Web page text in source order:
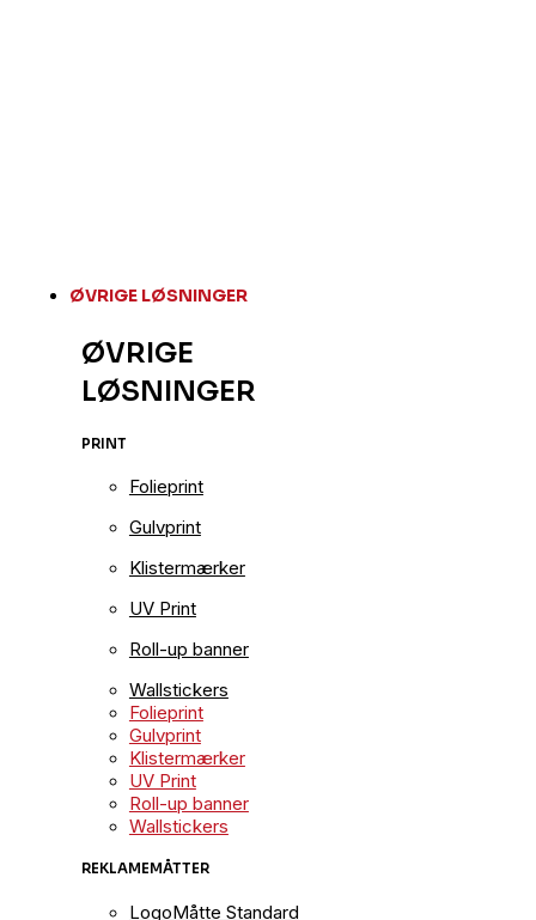
ØVRIGE LØSNINGER
ØVRIGE
LØSNINGER
PRINT
Folieprint
Gulvprint
Klistermærker
UV Print
Roll-up banner
Wallstickers
Folieprint
Gulvprint
Klistermærker
UV Print
Roll-up banner
Wallstickers
REKLAMEMÅTTER
LogoMåtte Standard